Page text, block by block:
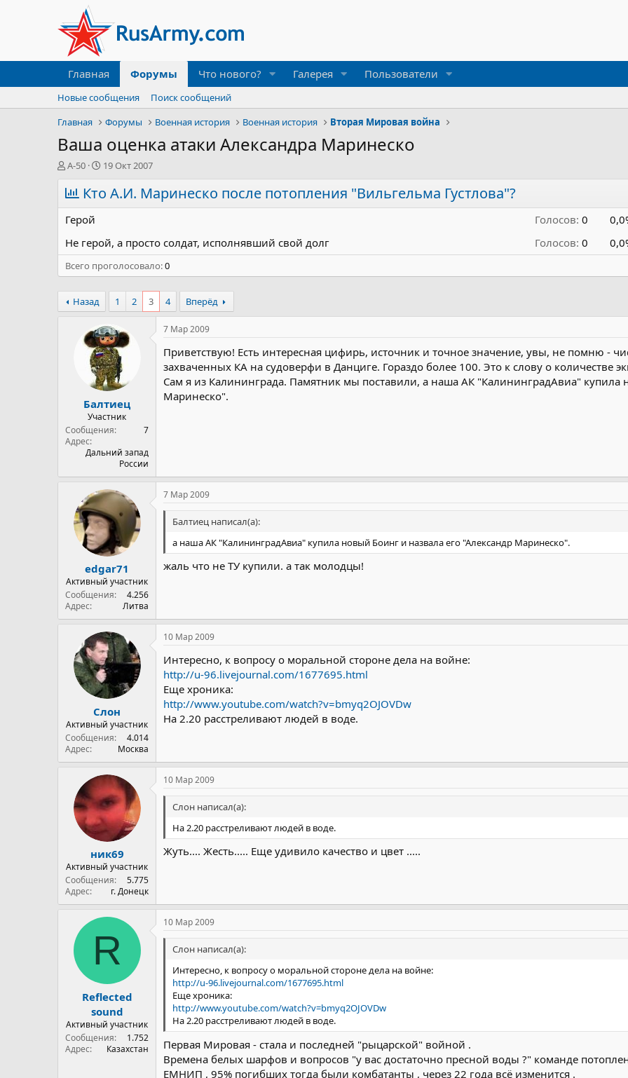
Главная Форумы Что нового? Галерея Пользователи
Новые сообщения
Поиск сообщений
Главная
Форумы Военная история Военная история Вторая Мировая война
Ваша оценка атаки Александра Маринеско
А
в
т
о
р
т
е
м
ы
А-50
Д
а
т
а
ч
а
л
а
19 Окт 2007
Кто А.И. Маринеско после потопления "Вильгельма Густлова"?
Герой Голосов: 0
Не герой, а просто солдат, исполнявший свой долг
Голосов: 0
Всего проголосовало 0
Назад 1 2 3 4 Вперёд
Балтиец
Участник
Сообщения
7
Адрес
Дальний запад
России
7 Мар 2009
Приветствую! Есть интересная цифирь, источник и точное значение, увы, не помню -
захваченных КА на судоверфи в Данциге. Гораздо более 100. Это к слову о количестве
Сам я из Калининграда. Памятник мы поставили, а наша АК "КалининградАвиа" купила
Маринеско".
edgar71
Активный участник
Сообщения
4.256
Адрес
Литва
7 Мар 2009
Балтиец написал(а):
а наша АК "КалининградАвиа" купила новый Боинг и назвала его "Александр Маринеско".
жаль что не ТУ купили. а так молодцы!
Слон
Активный участник
Сообщения
4.014
Адрес
Москва
10 Мар 2009
Интересно, к вопросу о моральной стороне дела на войне:
http://u-96.livejournal.com/1677695.html
Еще хроника:
http://www.youtube.com/watch?v=bmyq2OJOVDw
На 2.20 расстреливают людей в воде.
ник69
Активный участник
Сообщения
5.775
Адрес
г. Донецк
10 Мар 2009
Слон написал(а):
На 2.20 расстреливают людей в воде.
Жуть.... Жесть..... Еще удивило качество и цвет .....
R
Reflected
sound
Активный участник
Сообщения
1.752
Адрес
Казахстан
10 Мар 2009
Слон написал(а):
Интересно, к вопросу о моральной стороне дела на войне:
http://u-96.livejournal.com/1677695.html
Еще хроника:
http://www.youtube.com/watch?v=bmyq2OJOVDw
На 2.20 расстреливают людей в воде.
Первая Мировая - стала и последней "рыцарской" войной .
Времена белых шарфов и вопросов "у вас достаточно пресной воды ?" команде
ЕМНИП , 95% погибших тогда были комбатанты , через 22 года всё изменится .